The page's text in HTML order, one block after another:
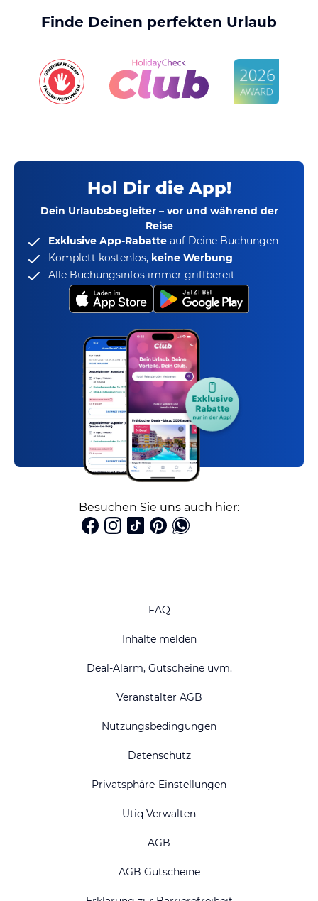
Finde Deinen perfekten Urlaub
Hol Dir die App!
Dein Urlaubsbegleiter – vor und während der
Reise
Exklusive App-Rabatte auf Deine Buchungen
Komplett kostenlos, keine Werbung
Alle Buchungsinfos immer griffbereit
Besuchen Sie uns auch hier:
FAQ
Inhalte melden
Deal-Alarm, Gutscheine uvm.
Veranstalter AGB
Nutzungsbedingungen
Datenschutz
Privatsphäre-Einstellungen
Utiq Verwalten
AGB
AGB Gutscheine